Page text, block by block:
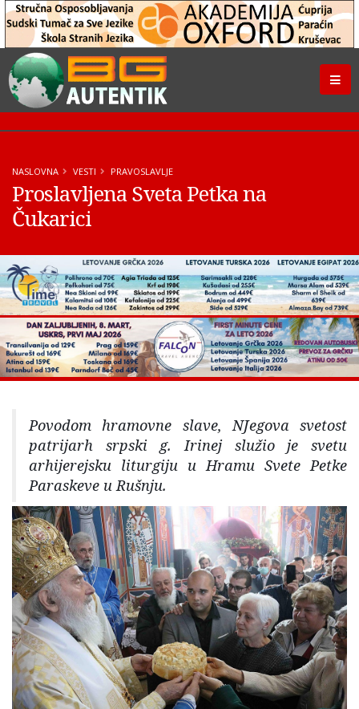
NASLOVNA VESTI PRAVOSLAVLJE
Proslavljena Sveta Petka na
Čukarici
Povodom hramovne slave, NJegova svetost
patrijarh srpski g. Irinej služio je svetu
arhijerejsku liturgiju u Hramu Svete Petke
Paraskeve u Rušnju.